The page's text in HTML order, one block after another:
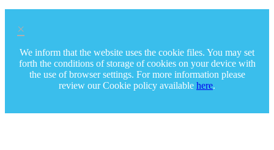
×
We inform that the website uses the cookie files. You may set
forth the conditions of storage of cookies on your device with
the use of browser settings. For more information please
review our Cookie policy available here.